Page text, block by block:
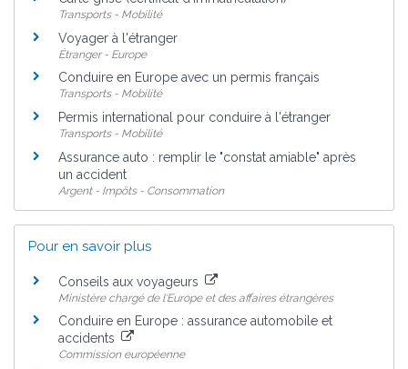
Transports - Mobilité
Voyager à l'étranger
Étranger - Europe
Conduire en Europe avec un permis français
Transports - Mobilité
Permis international pour conduire à l'étranger
Transports - Mobilité
Assurance auto : remplir le "constat amiable" après
un accident
Argent - Impôts - Consommation
Pour en savoir plus
Conseils aux voyageurs
Ministère chargé de l'Europe et des affaires étrangères
Conduire en Europe : assurance automobile et
accidents
Commission européenne